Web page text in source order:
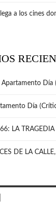
a los cines
Apartamento Día
Día
LA
DE LA